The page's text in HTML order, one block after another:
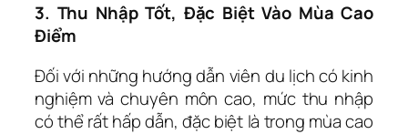
3. Thu Nhập Tốt, Đặc Biệt Vào Mùa Cao
Điểm
Đối với những hướng dẫn viên du lịch có kinh
nghiệm và chuyên môn cao, mức thu nhập
có thể rất hấp dẫn, đặc biệt là trong mùa cao